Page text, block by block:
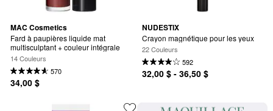
MAC Cosmetics
Fard à paupières liquide mat
multisculptant + couleur intégrale
14 Couleurs
570
34,00 $
NUDESTIX
Crayon magnétique pour les yeux
22 Couleurs
592
32,00 $ - 36,50 $